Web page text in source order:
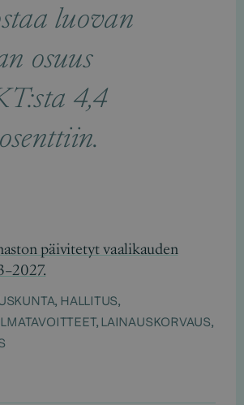
luovan
osuus
4,4
päivitetyt vaalikauden
, HALLITUS,
, LAINAUSKORVAUS,